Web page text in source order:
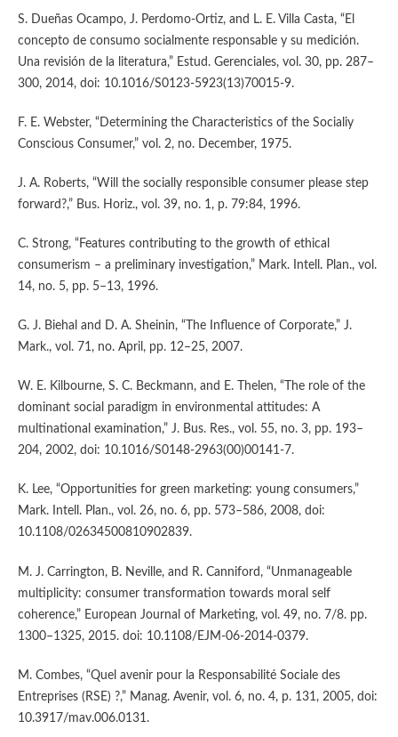
S. Dueñas Ocampo, J. Perdomo-Ortiz, and L. E. Villa Casta, “El
concepto de consumo socialmente responsable y su medición.
Una revisión de la literatura,” Estud. Gerenciales, vol. 30, pp. 287–
300, 2014, doi: 10.1016/S0123-5923(13)70015-9.
F. E. Webster, “Determining the Characteristics of the Socialiy
Conscious Consumer,” vol. 2, no. December, 1975.
J. A. Roberts, “Will the socially responsible consumer please step
forward?,” Bus. Horiz., vol. 39, no. 1, p. 79:84, 1996.
C. Strong, “Features contributing to the growth of ethical
consumerism – a preliminary investigation,” Mark. Intell. Plan., vol.
14, no. 5, pp. 5–13, 1996.
G. J. Biehal and D. A. Sheinin, “The Influence of Corporate,” J.
Mark., vol. 71, no. April, pp. 12–25, 2007.
W. E. Kilbourne, S. C. Beckmann, and E. Thelen, “The role of the
dominant social paradigm in environmental attitudes: A
multinational examination,” J. Bus. Res., vol. 55, no. 3, pp. 193–
204, 2002, doi: 10.1016/S0148-2963(00)00141-7.
K. Lee, “Opportunities for green marketing: young consumers,”
Mark. Intell. Plan., vol. 26, no. 6, pp. 573–586, 2008, doi:
10.1108/02634500810902839.
M. J. Carrington, B. Neville, and R. Canniford, “Unmanageable
multiplicity: consumer transformation towards moral self
coherence,” European Journal of Marketing, vol. 49, no. 7/8. pp.
1300–1325, 2015. doi: 10.1108/EJM-06-2014-0379.
M. Combes, “Quel avenir pour la Responsabilité Sociale des
Entreprises (RSE) ?,” Manag. Avenir, vol. 6, no. 4, p. 131, 2005, doi:
10.3917/mav.006.0131.